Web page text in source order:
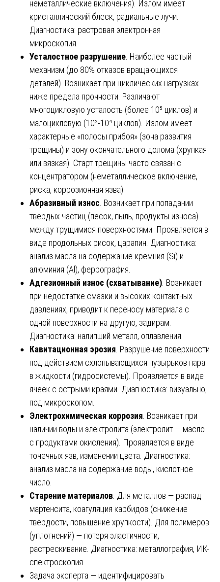
неметаллические включения). Излом имеет
кристаллический блеск, радиальные лучи.
Диагностика: растровая электронная
микроскопия.
Усталостное разрушение . Наиболее частый
механизм (до 80% отказов вращающихся
деталей). Возникает при циклических нагрузках
ниже предела прочности. Различают
многоцикловую усталость (более 10⁵ циклов) и
малоцикловую (10²-10⁴ циклов). Излом имеет
характерные «полосы прибоя» (зона развития
трещины) и зону окончательного долома (хрупкая
или вязкая). Старт трещины часто связан с
концентратором (неметаллическое включение,
риска, коррозионная язва).
Абразивный износ . Возникает при попадании
твёрдых частиц (песок, пыль, продукты износа)
между трущимися поверхностями. Проявляется в
виде продольных рисок, царапин. Диагностика:
анализ масла на содержание кремния (Si) и
алюминия (Al), феррография.
Адгезионный износ (схватывание) . Возникает
при недостатке смазки и высоких контактных
давлениях, приводит к переносу материала с
одной поверхности на другую, задирам.
Диагностика: налипший металл, оплавления.
Кавитационная эрозия . Разрушение поверхности
под действием схлопывающихся пузырьков пара
в жидкости (гидросистемы). Проявляется в виде
ячеек с острыми краями. Диагностика: визуально,
под микроскопом.
Электрохимическая коррозия . Возникает при
наличии воды и электролита (электролит — масло
с продуктами окисления). Проявляется в виде
точечных язв, изменении цвета. Диагностика:
анализ масла на содержание воды, кислотное
число.
Старение материалов . Для металлов — распад
мартенсита, коагуляция карбидов (снижение
твёрдости, повышение хрупкости). Для полимеров
(уплотнений) — потеря эластичности,
растрескивание. Диагностика: металлография, ИК-
спектроскопия.
Задача эксперта — идентифицировать